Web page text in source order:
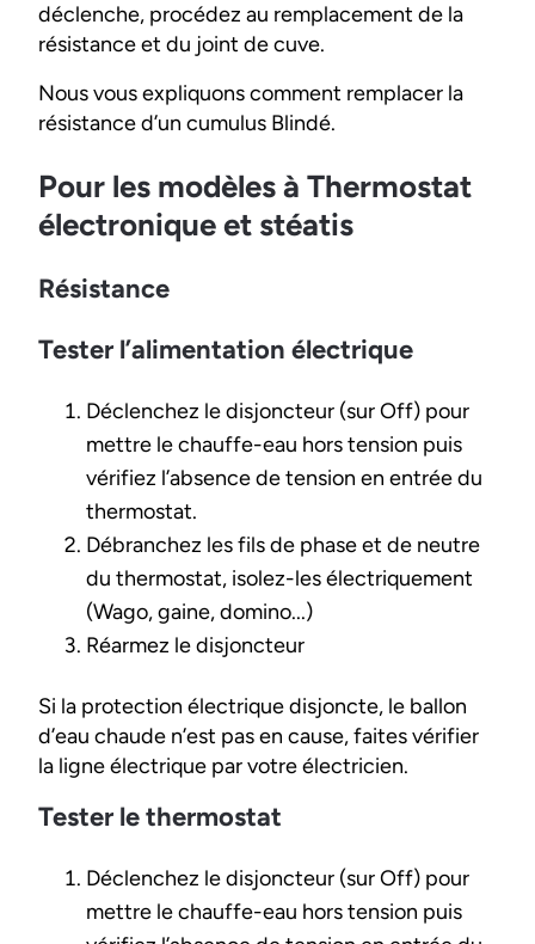
déclenche, procédez au remplacement de la
résistance et du joint de cuve.
Nous vous expliquons comment remplacer la
résistance d’un cumulus Blindé.
Pour les modèles à Thermostat
électronique et stéatis
Résistance
Tester l’alimentation électrique
Déclenchez le disjoncteur (sur Off) pour
mettre le chauffe-eau hors tension puis
vérifiez l’absence de tension en entrée du
thermostat.
Débranchez les fils de phase et de neutre
du thermostat, isolez-les électriquement
(Wago, gaine, domino...)
Réarmez le disjoncteur
Si la protection électrique disjoncte, le ballon
d’eau chaude n’est pas en cause, faites vérifier
la ligne électrique par votre électricien.
Tester le thermostat
Déclenchez le disjoncteur (sur Off) pour
mettre le chauffe-eau hors tension puis